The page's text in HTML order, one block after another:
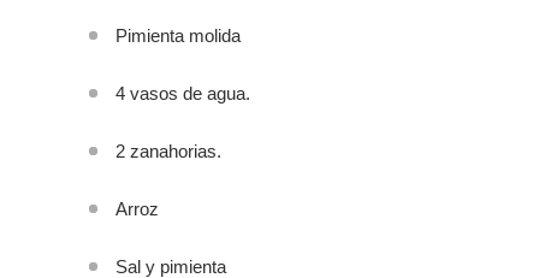
Pimienta molida
4 vasos de agua.
2 zanahorias.
Arroz
Sal y pimienta